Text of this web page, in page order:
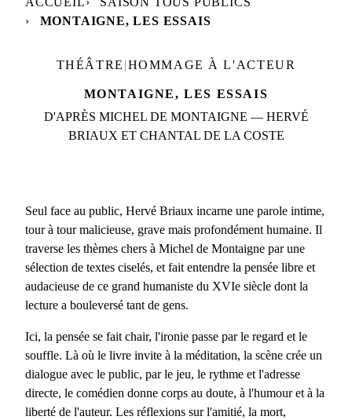
MONTAIGNE, LES ESSAIS
THÉÂTRE |HOMMAGE À L'ACTEUR
MONTAIGNE, LES ESSAIS
D'APRÈS MICHEL DE MONTAIGNE — HERVÉ
BRIAUX ET CHANTAL DE LA COSTE
Seul face au public, Hervé Briaux incarne une parole intime,
tour à tour malicieuse, grave mais profondément humaine. Il
traverse les thèmes chers à Michel de Montaigne par une
sélection de textes ciselés, et fait entendre la pensée libre et
audacieuse de ce grand humaniste du XVIe siècle dont la
lecture a bouleversé tant de gens.
Ici, la pensée se fait chair, l'ironie passe par le regard et le
souffle. Là où le livre invite à la méditation, la scène crée un
dialogue avec le public, par le jeu, le rythme et l'adresse
directe, le comédien donne corps au doute, à l'humour et à la
liberté de l'auteur. Les réflexions sur l'amitié, la mort,